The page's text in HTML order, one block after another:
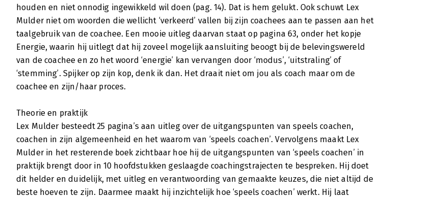
houden en niet onnodig ingewikkeld wil doen (pag. 14). Dat is hem gelukt. Ook schuwt Lex
Mulder niet om woorden die wellicht ‘verkeerd’ vallen bij zijn coachees aan te passen aan het
taalgebruik van de coachee. Een mooie uitleg daarvan staat op pagina 63, onder het kopje
Energie, waarin hij uitlegt dat hij zoveel mogelijk aansluiting beoogt bij de belevingswereld
van de coachee en zo het woord ‘energie’ kan vervangen door ‘modus’, ‘uitstraling’ of
‘stemming’. Spijker op zijn kop, denk ik dan. Het draait niet om jou als coach maar om de
coachee en zijn/haar proces.
Theorie en praktijk
Lex Mulder besteedt 25 pagina’s aan uitleg over de uitgangspunten van speels coachen,
coachen in zijn algemeenheid en het waarom van ‘speels coachen’. Vervolgens maakt Lex
Mulder in het resterende boek zichtbaar hoe hij de uitgangspunten van ‘speels coachen’ in
praktijk brengt door in 10 hoofdstukken geslaagde coachingstrajecten te bespreken. Hij doet
dit helder en duidelijk, met uitleg en verantwoording van gemaakte keuzes, die niet altijd de
beste hoeven te zijn. Daarmee maakt hij inzichtelijk hoe ‘speels coachen’ werkt. Hij laat